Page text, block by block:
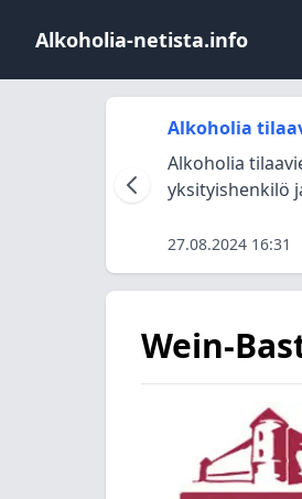
Alkoholia-netista.info
Alkoholia
Alkoholia
yksityishenkilö
27.08.2024 16:31
Wein-